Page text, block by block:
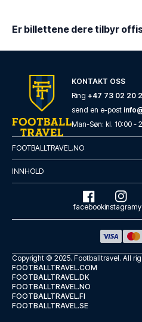
Er billettene dere tilbyr
KONTAKT OSS
Ring +47 73 02 20
send en e-post
Man-Søn: kl. 10:00 -
FOOTBALLTRAVEL.NO
INNHOLD
facebookinstagram
Copyright © 2025. Footballtravel. All
FOOTBALLTRAVEL.COM
FOOTBALLTRAVEL.DK
FOOTBALLTRAVEL.NO
FOOTBALLTRAVEL.FI
FOOTBALLTRAVEL.SE